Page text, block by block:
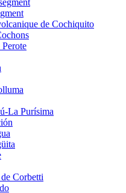
de Cochiquito
La Purísima
Corbetti